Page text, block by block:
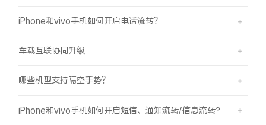
iPhone和vivo手机如何开启电话流转？
车载互联协同升级
哪些机型支持隔空手势？
iPhone和vivo手机如何开启短信、通知流转/信息流转?